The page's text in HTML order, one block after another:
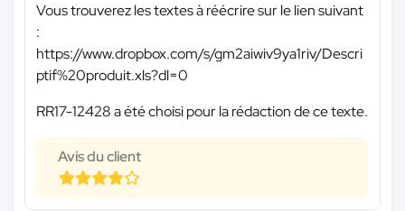
Vous trouverez les textes à réécrire sur le lien suivant
:
https://www.dropbox.com/s/gm2aiwiv9ya1riv/Descri
ptif%20produit.xls?dl=0
RR17-12428 a été choisi pour la rédaction de ce texte.
Avis du client